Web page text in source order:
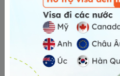
hiểu về chiếc thẻ du lịch
Anh Quốc đa năng
London Pass là tấm thẻ du
lịch Anh Quốc đa năng, giúp
bạn dễ dàng di chuyển đến
nhiều địa điểm mà không
cần lo lắng về vấn đề pháp